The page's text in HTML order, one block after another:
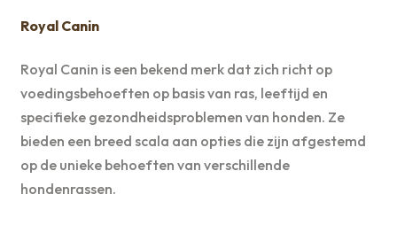
Royal Canin
Royal Canin is een bekend merk dat zich richt op
voedingsbehoeften op basis van ras, leeftijd en
specifieke gezondheidsproblemen van honden. Ze
bieden een breed scala aan opties die zijn afgestemd
op de unieke behoeften van verschillende
hondenrassen.